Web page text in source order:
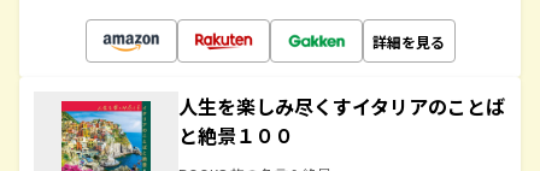
詳細を見る
人生を楽しみ尽くすイタリアのことば
と絶景１００